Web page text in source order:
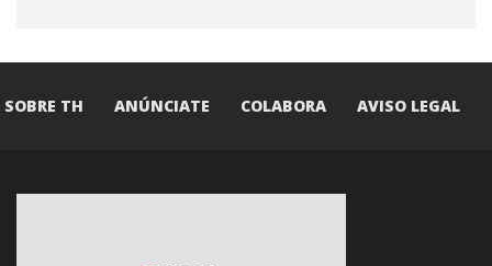
SOBRE TH ANÚNCIATE COLABORA AVISO LEGAL